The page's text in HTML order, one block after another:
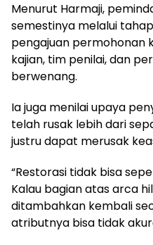
Menurut Harmaji,
semestinya melalui
pengajuan permohonan
kajian, tim penilai, dan
berwenang.
Ia juga menilai upaya
telah rusak lebih dari
justru dapat merusak
“Restorasi tidak bisa
Kalau bagian atas arca
ditambahkan kembali
atributnya bisa tidak